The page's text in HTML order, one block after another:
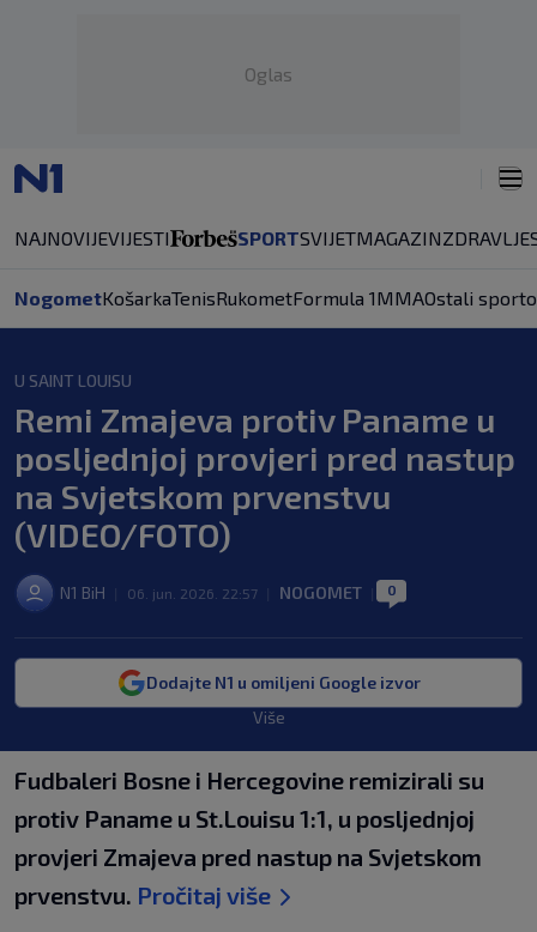
Oglas
NAJNOVIJEVIJESTI SPORTSVIJETMAGAZINZDRAVLJE
NogometKošarkaTenisRukometFormula 1MMAOstali
U SAINT LOUISU
Remi Zmajeva protiv Paname u
posljednjoj provjeri pred nastup
na Svjetskom prvenstvu
(VIDEO/FOTO)
N1 BiH 06. jun. 2026. 22:57 NOGOMET 0
Dodajte N1 u omiljeni Google izvor
Više
Fudbaleri Bosne i Hercegovine remizirali su
protiv Paname u St.Louisu 1:1, u posljednjoj
provjeri Zmajeva pred nastup na Svjetskom
prvenstvu. Pročitaj više